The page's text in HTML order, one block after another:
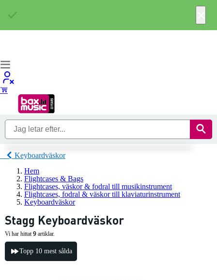
Keyboardväskor
Hem
Flightcases & Bags
Flightcases, väskor & fodral till musikinstrument
Flightcases, fodral & väskor till klaviaturinstrument
Keyboardväskor
Stagg Keyboardväskor
Vi har hittat9 artiklar.
Topp 10 mest sålda